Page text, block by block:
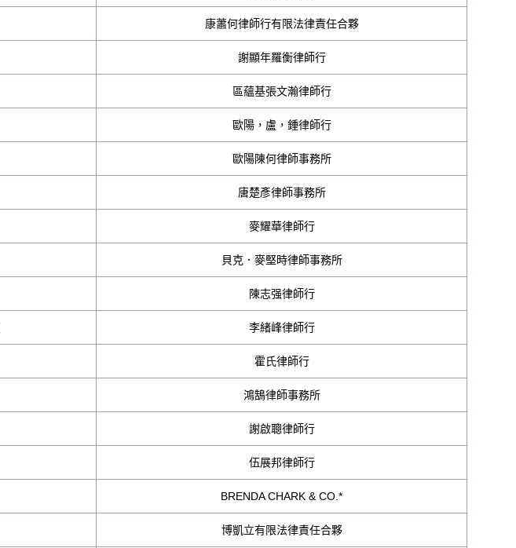
康蕭何律師行有限法律責任合夥
謝顯年羅衡律師行
區蘊基張文瀚律師行
歐陽，盧，鍾律師行
歐陽陳何律師事務所
唐楚彥律師事務所
麥耀華律師行
貝克．麥堅時律師事務所
陳志强律師行
李緒峰律師行
霍氏律師行
鴻鵠律師事務所
謝啟聰律師行
伍展邦律師行
BRENDA CHARK & CO.*
博凱立有限法律責任合夥